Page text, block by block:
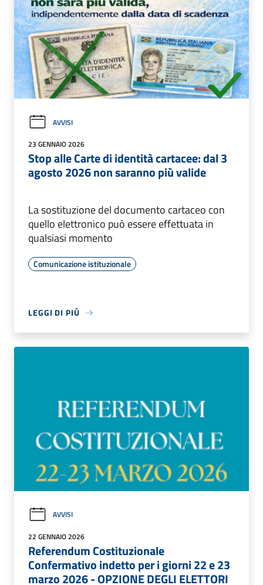
AVVISI
23 GENNAIO 2026
Stop alle Carte di identità cartacee: dal 3
agosto 2026 non saranno più valide
La sostituzione del documento cartaceo con
quello elettronico può essere effettuata in
qualsiasi momento
Comunicazione istituzionale
LEGGI DI PIÙ
AVVISI
22 GENNAIO 2026
Referendum Costituzionale
Confermativo indetto per i giorni 22 e 23
marzo 2026 - OPZIONE DEGLI ELETTORI